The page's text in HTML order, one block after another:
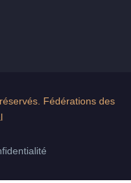
Fédérations des